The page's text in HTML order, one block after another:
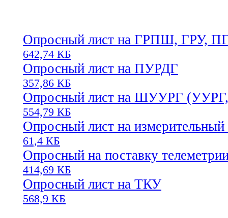
Опросный лист на ГРПШ, ГРУ,
642,74 КБ
Опросный лист на ПУРДГ
357,86 КБ
Опросный лист на ШУУРГ
554,79 КБ
Опросный лист на
61,4 КБ
Опросный на поставку
414,69 КБ
Опросный лист на ТКУ
568,9 КБ